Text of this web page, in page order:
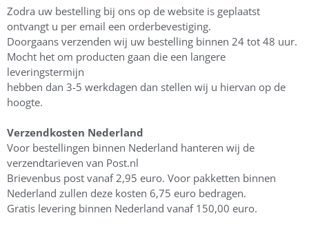
Zodra uw bestelling bij ons op de website is geplaatst
ontvangt u per email een orderbevestiging.
Doorgaans verzenden wij uw bestelling binnen 24 tot 48 uur.
Mocht het om producten gaan die een langere
leveringstermijn
hebben dan 3-5 werkdagen dan stellen wij u hiervan op de
hoogte.
Verzendkosten Nederland
​Voor bestellingen binnen Nederland hanteren wij de
verzendtarieven van Post.nl
​Brievenbus post vanaf 2,95 euro. Voor pakketten binnen
Nederland zullen deze kosten 6,75 euro bedragen.
Gratis levering binnen Nederland vanaf 150,00 euro.